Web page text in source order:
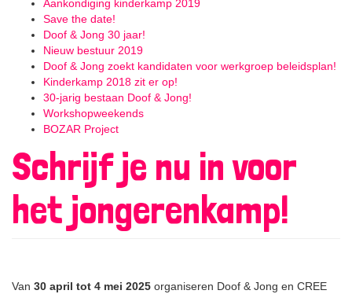
Aankondiging kinderkamp 2019
Save the date!
Doof & Jong 30 jaar!
Nieuw bestuur 2019
Doof & Jong zoekt kandidaten voor werkgroep beleidsplan!
Kinderkamp 2018 zit er op!
30-jarig bestaan Doof & Jong!
Workshopweekends
BOZAR Project
Schrijf je nu in voor
het jongerenkamp!
Van 30 april tot 4 mei 2025 organiseren Doof & Jong en CREE